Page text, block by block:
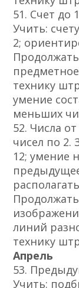
51. Счет до
Учить:
2;
технику
умение
меньших
52. Числа
чисел по 2.
12; умение
линий
технику
Апрель
53.
Учить: